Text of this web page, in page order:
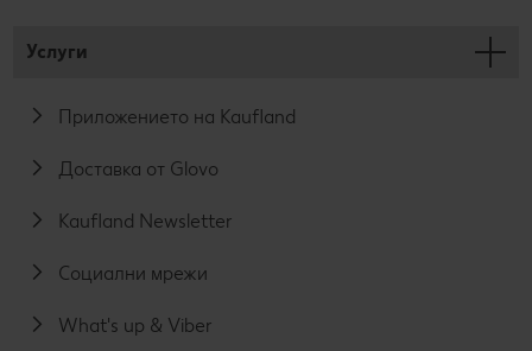
Услуги
Приложението на Kaufland
Доставка от Glovo
Kaufland Newsletter
Социални мрежи
What's up & Viber